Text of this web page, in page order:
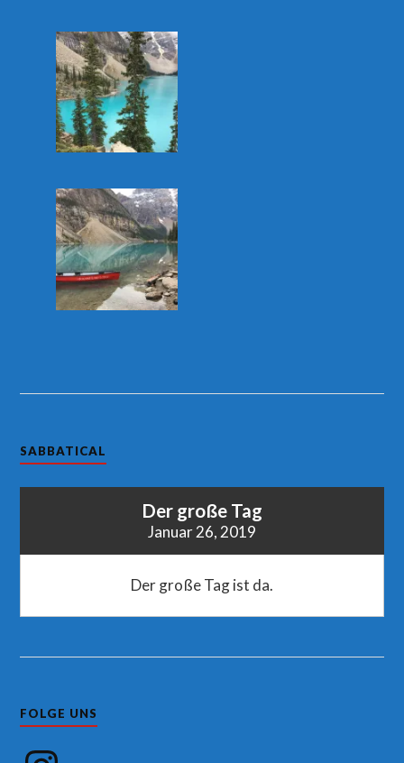
SABBATICAL
Der große Tag
Januar 26, 2019
Der große Tag ist da.
FOLGE UNS
Instagram